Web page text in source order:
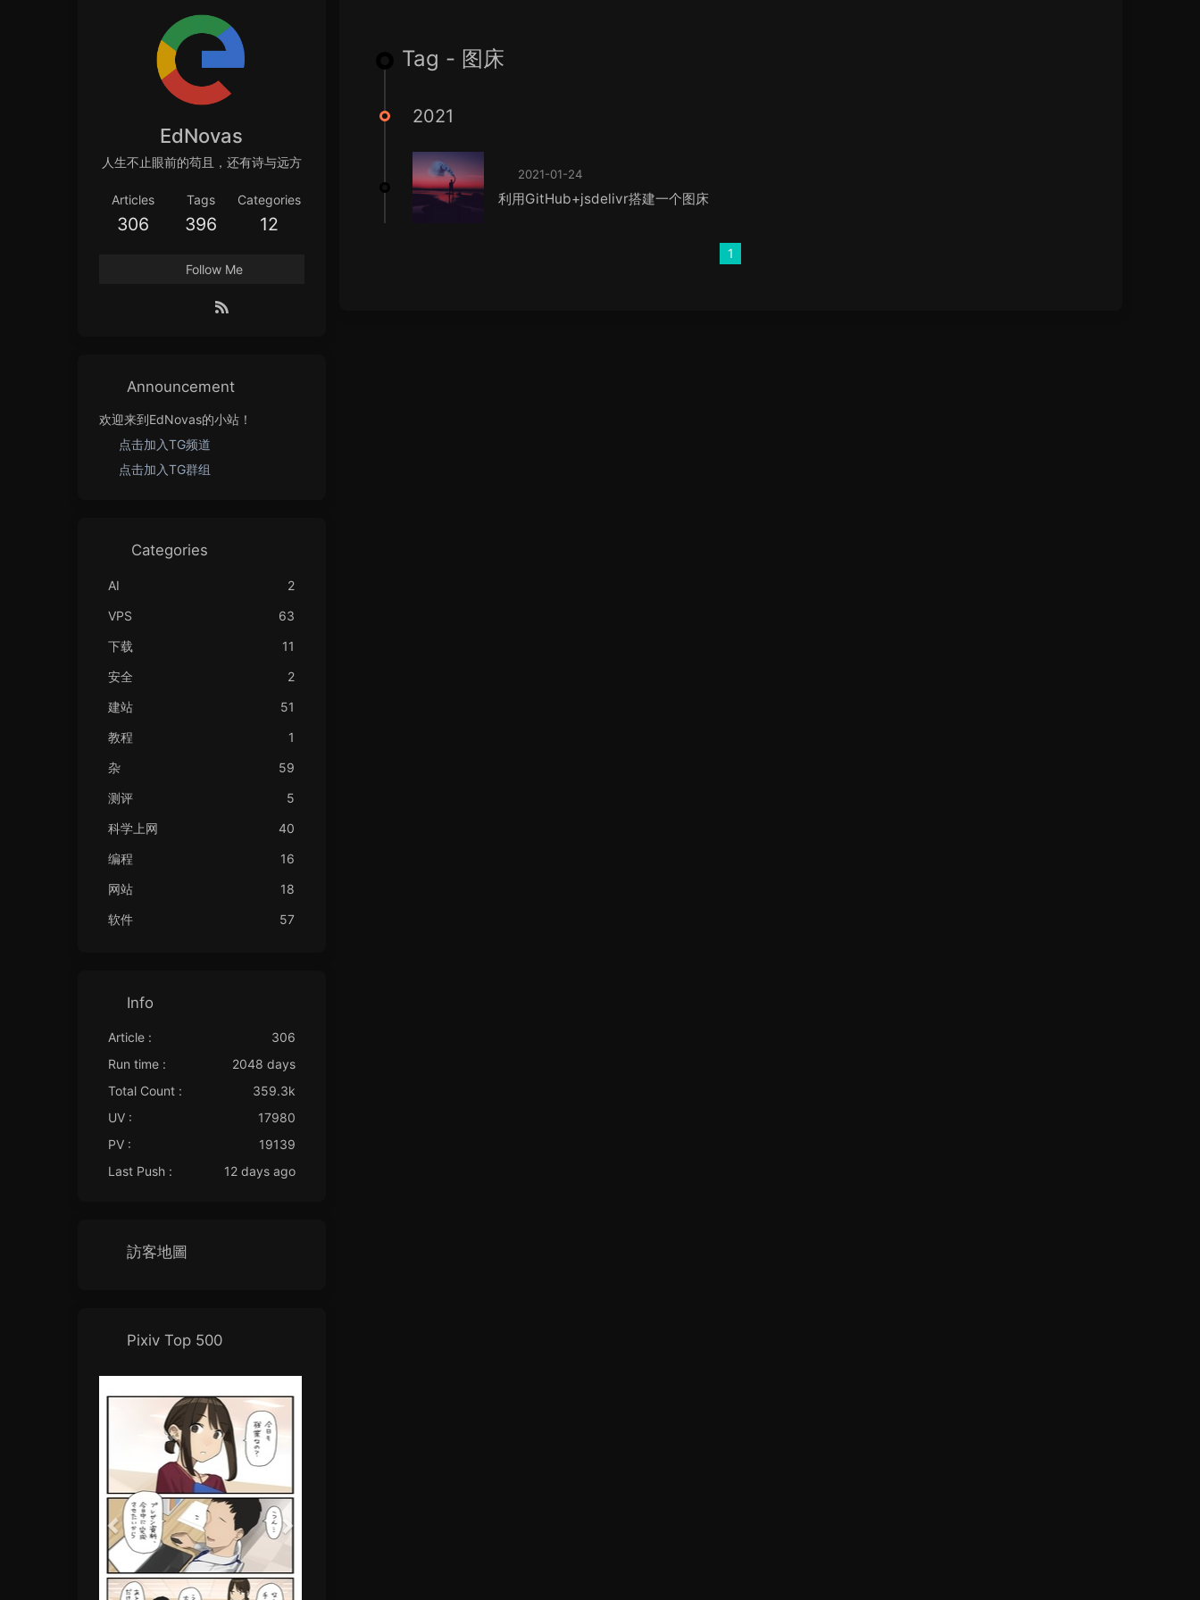
Tag - 图床
2021
2021-01-24
利用GitHub+jsdelivr搭建一个图床
1
EdNovas
人生不止眼前的苟且，还有诗与远方
Articles
306
Tags
396
Categories
12
Follow Me
Announcement
欢迎来到EdNovas的小站！
点击加入TG频道
点击加入TG群组
Categories
AI
2
VPS
63
下载
11
安全
2
建站
51
教程
1
杂
59
测评
5
科学上网
40
编程
16
网站
18
软件
57
Info
Article :
306
Run time :
2048 days
Total Count :
359.3k
UV :
17980
PV :
19139
Last Push :
12 days ago
訪客地圖
Pixiv Top 500